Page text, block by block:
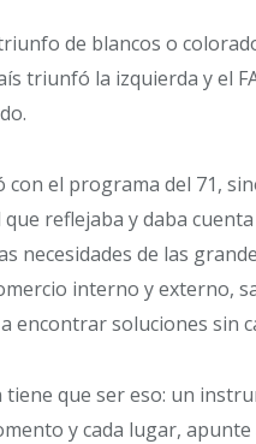
de blancos o
triunfó la izquierda y el
con el programa del 71,
reflejaba y daba
necesidades de las
interno y externo,
encontrar soluciones sin
que ser eso: un
y cada lugar,